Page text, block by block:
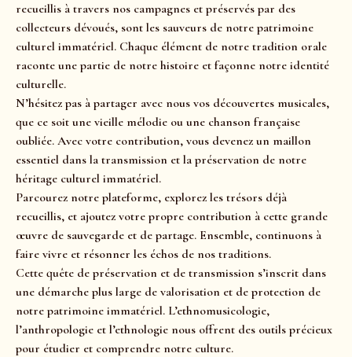
recueillis à travers nos campagnes et préservés par des
collecteurs dévoués, sont les sauveurs de notre patrimoine
culturel immatériel. Chaque élément de notre tradition orale
raconte une partie de notre histoire et façonne notre identité
culturelle.
N’hésitez pas à partager avec nous vos découvertes musicales,
que ce soit une vieille mélodie ou une chanson française
oubliée. Avec votre contribution, vous devenez un maillon
essentiel dans la transmission et la préservation de notre
héritage culturel immatériel.
Parcourez notre plateforme, explorez les trésors déjà
recueillis, et ajoutez votre propre contribution à cette grande
œuvre de sauvegarde et de partage. Ensemble, continuons à
faire vivre et résonner les échos de nos traditions.
Cette quête de préservation et de transmission s’inscrit dans
une démarche plus large de valorisation et de protection de
notre patrimoine immatériel. L’ethnomusicologie,
l’anthropologie et l’ethnologie nous offrent des outils précieux
pour étudier et comprendre notre culture.